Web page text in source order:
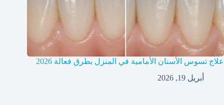
علاج تسوس الأسنان الأمامية في المنزل بطرق فعالة 2026
أبريل 19, 2026